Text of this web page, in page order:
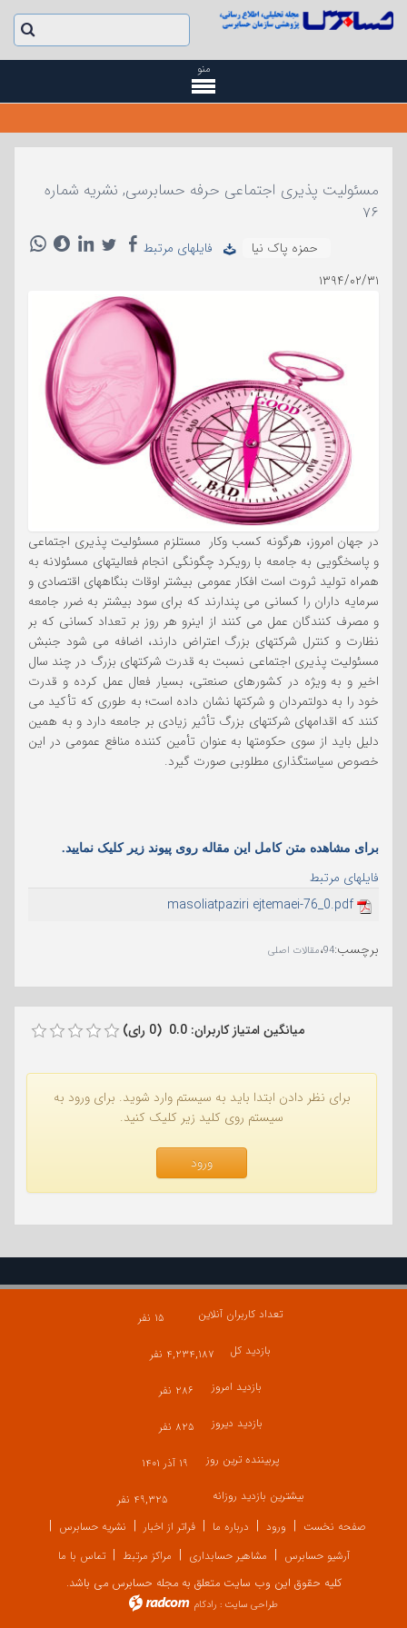
منو
مسئولیت پذیری اجتماعی حرفه حسابرسی, نشریه شماره
۷۶
حمزه پاک نیا
فایلهای مرتبط
۱۳۹۴/۰۲/۳۱
در جهان امروز، هرگونه کسب وکار مستلزم مسئولیت پذیری اجتماعی
و پاسخگویی به جامعه با رویکرد چگونگی انجام فعالیتهای مسئولانه به
همراه تولید ثروت است افکار عمومی بیشتر اوقات بنگاههای اقتصادی و
سرمایه داران را کسانی می پندارند که برای سود بیشتر به ضرر جامعه
و مصرف کنندگان عمل می کنند از اینرو هر روز بر تعداد کسانی که بر
نظارت و کنترل شرکتهای بزرگ اعتراض دارند، اضافه می شود جنبش
مسئولیت پذیری اجتماعی نسبت به قدرت شرکتهای بزرگ در چند سال
اخیر و به ویژه در کشورهای صنعتی، بسیار فعال عمل کرده و قدرت
خود را به دولتمردان و شرکتها نشان داده است؛ به طوری که تأکید می
کنند که اقدامهای شرکتهای بزرگ تأثیر زیادی بر جامعه دارد و به همین
دلیل باید از سوی حکومتها به عنوان تأمین کننده منافع عمومی در این
خصوص سیاستگذاری مطلوبی صورت گیرد.
برای مشاهده متن کامل این مقاله روی پیوند زیر کلیک نمایید.
فایلهای مرتبط
masoliatpaziri ejtemaei-76_0.pdf
برچسب:
94،مقالات اصلی
میانگین امتیاز کاربران: 0.0 (0 رای)
برای نظر دادن ابتدا باید به سیستم وارد شوید. برای ورود به
سیستم روی کلید زیر کلیک کنید.
ورود
تعداد کاربران آنلاین
۱۵ نفر
بازدید کل
۴,۲۳۴,۱۸۷ نفر
بازدید امروز
۲۸۶ نفر
بازدید دیروز
۸۲۵ نفر
پربیننده ترین روز
۱۹ آذر ۱۴۰۱
بیشترین بازدید روزانه
۴۹,۳۲۵ نفر
صفحه نخست
ورود درباره ما فراتر از اخبار
نشریه حسابرس
آرشیو حسابرس
مشاهیر حسابداری مراکز مرتبط تماس با ما
کلیه حقوق این وب سایت متعلق به مجله حسابرس می باشد.
طراحی سایت : رادکام radcom